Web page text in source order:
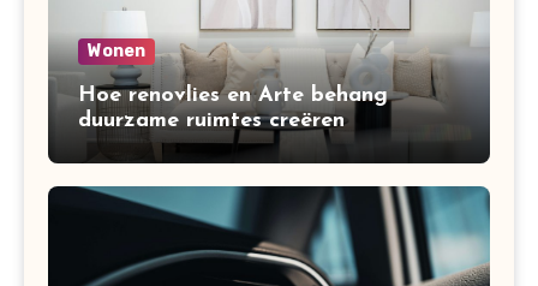
Wonen
Hoe renovlies en Arte behang
duurzame ruimtes creëren